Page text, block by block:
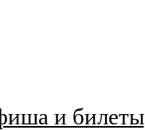
и билеты